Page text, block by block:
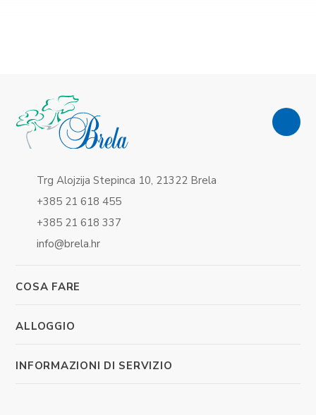
Trg Alojzija Stepinca 10, 21322 Brela
+385 21 618 455
+385 21 618 337
info@brela.hr
COSA FARE
ALLOGGIO
INFORMAZIONI DI SERVIZIO